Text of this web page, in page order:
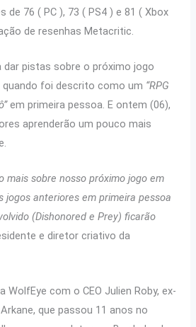
de 76 ( PC ), 73 ( PS4 ) e 81 ( Xbox
de resenhas Metacritic.
pistas sobre o próximo jogo
quando foi descrito como um “RPG
em primeira pessoa. E ontem (06),
aprenderão um pouco mais
mais sobre nosso próximo jogo em
jogos anteriores em primeira pessoa
(Dishonored e Prey) ficarão
e diretor criativo da
com o CEO Julien Roby, ex-
que passou 11 anos no